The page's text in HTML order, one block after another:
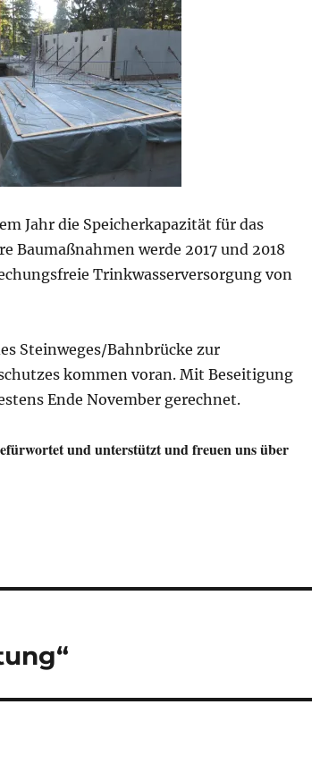
Jahr die Speicherkapazität für das
Baumaßnahmen werde 2017 und 2018
Trinkwasserversorgung von
Steinweges/Bahnbrücke zur
kommen voran. Mit Beseitigung
Ende November gerechnet.
und unterstützt und freuen uns über